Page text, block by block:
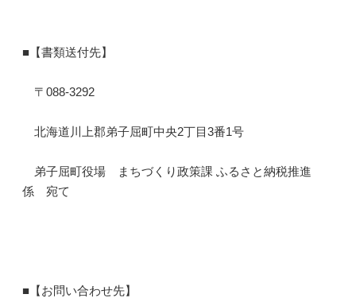
■【書類送付先】
〒088-3292
北海道川上郡弟子屈町中央2丁目3番1号
弟子屈町役場 まちづくり政策課 ふるさと納税推進
係 宛て
■【お問い合わせ先】